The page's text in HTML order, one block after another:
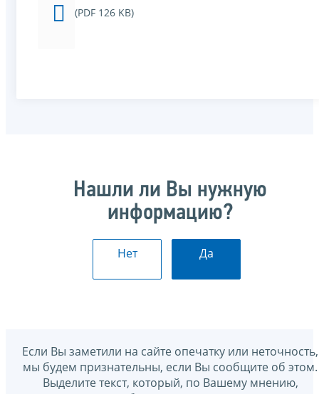
(PDF 126 KB)
Нашли ли Вы нужную
информацию?
Нет Да
Если Вы заметили на сайте опечатку или неточность,
мы будем признательны, если Вы сообщите об этом.
Выделите текст, который, по Вашему мнению,